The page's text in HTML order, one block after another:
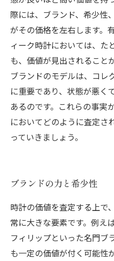
際には、ブランド、希少性
がその価格を左右します。
ィーク時計においては、た
も、価値が見出されること
ブランドのモデルは、コレ
に重要であり、状態が悪く
あるのです。これらの事実
においてどのように査定さ
っていきましょう。
ブランドの力と希少性
時計の価値を査定する上で
常に大きな要素です。例え
フィリップといった名門ブ
も一定の価値が付く可能性